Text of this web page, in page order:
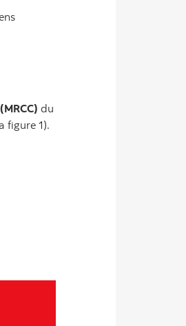
du
figure 1).